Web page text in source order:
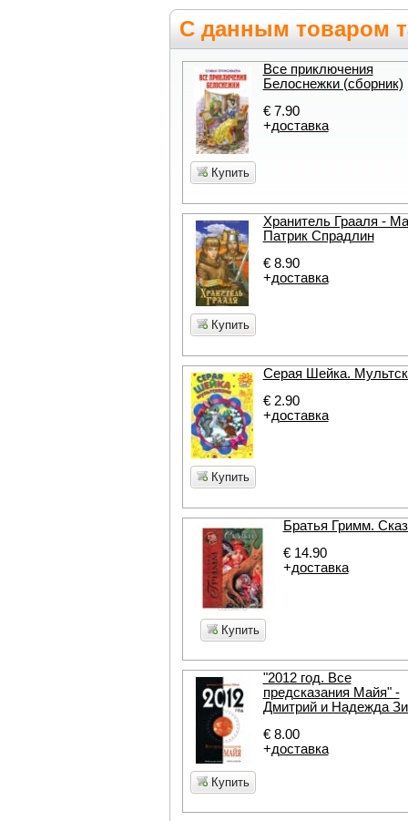
С данным товаром
Купить
Все приключения
Белоснежки (сборник)
€ 7.90
+доставка
Купить
Хранитель Грааля -
Патрик Спрадлин
€ 8.90
+доставка
Купить
Серая Шейка.
€ 2.90
+доставка
Купить
Братья Гримм.
€ 14.90
+доставка
Купить
"2012 год. Все
предсказания Майя" -
Дмитрий и Надежда
€ 8.00
+доставка